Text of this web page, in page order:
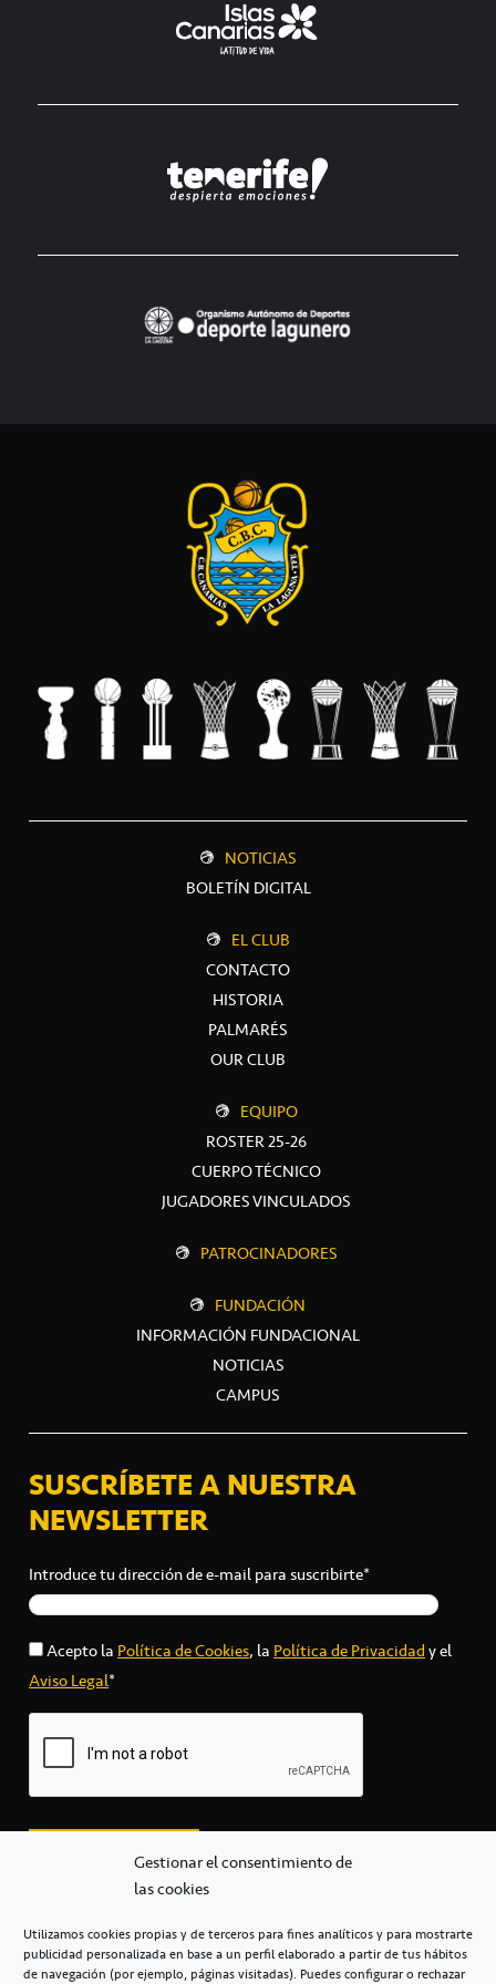
Gestionar el consentimiento de
las cookies
Utilizamos cookies propias y de terceros para fines analíticos y para mostrarte
publicidad personalizada en base a un perfil elaborado a partir de tus hábitos
de navegación (por ejemplo, páginas visitadas). Puedes configurar o rechazar
NOTICIAS
BOLETÍN DIGITAL
EL CLUB
CONTACTO
HISTORIA
PALMARÉS
OUR CLUB
EQUIPO
ROSTER 25-26
CUERPO TÉCNICO
JUGADORES VINCULADOS
PATROCINADORES
FUNDACIÓN
INFORMACIÓN FUNDACIONAL
NOTICIAS
CAMPUS
SUSCRÍBETE A NUESTRA
NEWSLETTER
Introduce tu dirección de e-mail para suscribirte*
Acepto laPolítica de Cookies, laPolítica de Privacidady el
Aviso Legal*
secretaria@cbcanarias.es